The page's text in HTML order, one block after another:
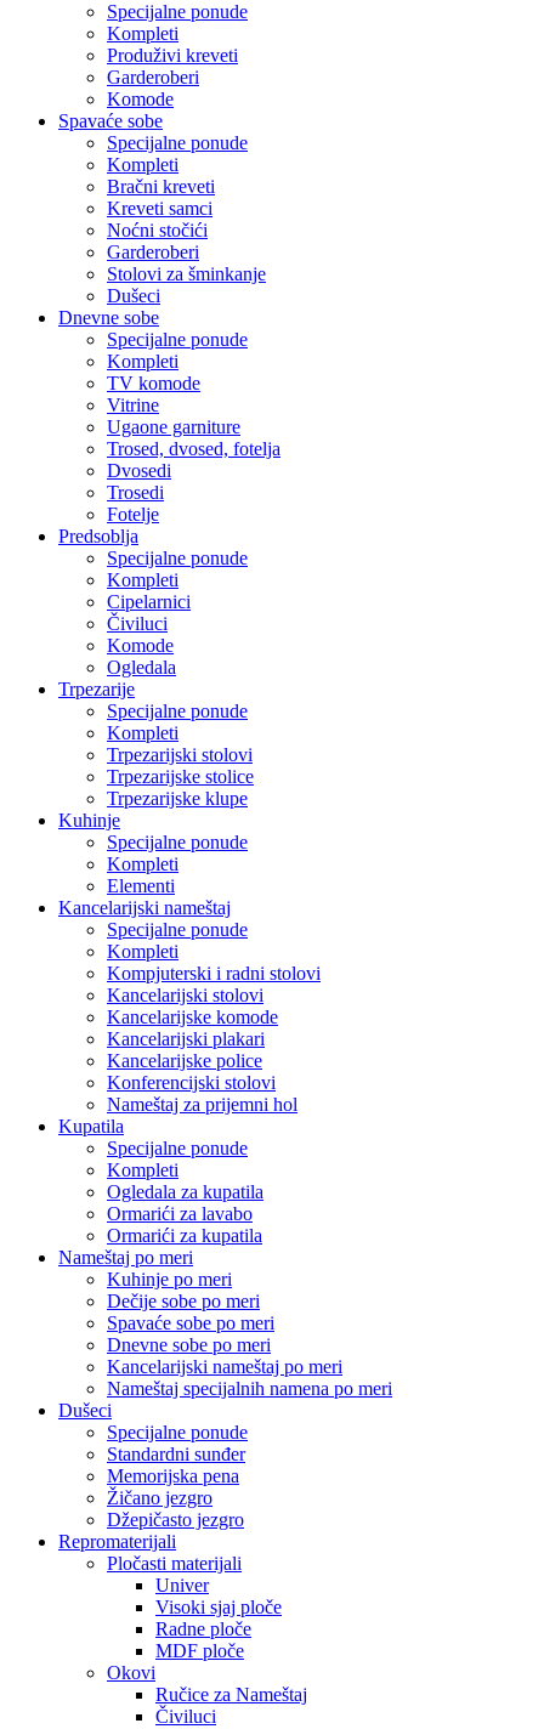
Specijalne ponude
Kompleti
Produživi kreveti
Garderoberi
Komode
Spavaće sobe
Specijalne ponude
Kompleti
Bračni kreveti
Kreveti samci
Noćni stočići
Garderoberi
Stolovi za šminkanje
Dušeci
Dnevne sobe
Specijalne ponude
Kompleti
TV komode
Vitrine
Ugaone garniture
Trosed, dvosed, fotelja
Dvosedi
Trosedi
Fotelje
Predsoblja
Specijalne ponude
Kompleti
Cipelarnici
Čiviluci
Komode
Ogledala
Trpezarije
Specijalne ponude
Kompleti
Trpezarijski stolovi
Trpezarijske stolice
Trpezarijske klupe
Kuhinje
Specijalne ponude
Kompleti
Elementi
Kancelarijski nameštaj
Specijalne ponude
Kompleti
Kompjuterski i radni stolovi
Kancelarijski stolovi
Kancelarijske komode
Kancelarijski plakari
Kancelarijske police
Konferencijski stolovi
Nameštaj za prijemni hol
Kupatila
Specijalne ponude
Kompleti
Ogledala za kupatila
Ormarići za lavabo
Ormarići za kupatila
Nameštaj po meri
Kuhinje po meri
Dečije sobe po meri
Spavaće sobe po meri
Dnevne sobe po meri
Kancelarijski nameštaj po meri
Nameštaj specijalnih namena po meri
Dušeci
Specijalne ponude
Standardni sunđer
Memorijska pena
Žičano jezgro
Džepičasto jezgro
Repromaterijali
Pločasti materijali
Univer
Visoki sjaj ploče
Radne ploče
MDF ploče
Okovi
Ručice za Nameštaj
Čiviluci